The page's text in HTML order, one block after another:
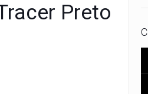
Preto